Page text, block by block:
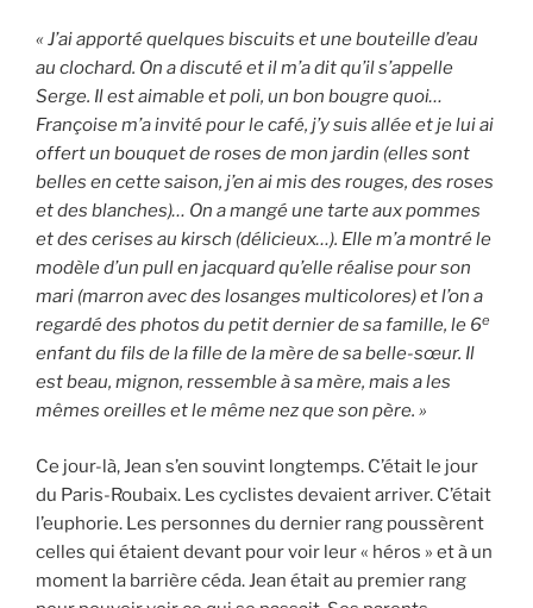
« J’ai apporté quelques biscuits et une bouteille d’eau
au clochard. On a discuté et il m’a dit qu’il s’appelle
Serge. Il est aimable et poli, un bon bougre quoi…
Françoise m’a invité pour le café, j’y suis allée et je lui ai
offert un bouquet de roses de mon jardin (elles sont
belles en cette saison, j’en ai mis des rouges, des roses
et des blanches)… On a mangé une tarte aux pommes
et des cerises au kirsch (délicieux…). Elle m’a montré le
modèle d’un pull en jacquard qu’elle réalise pour son
mari (marron avec des losanges multicolores) et l’on a
regardé des photos du petit dernier de sa famille, le 6e
enfant du fils de la fille de la mère de sa belle-sœur. Il
est beau, mignon, ressemble à sa mère, mais a les
mêmes oreilles et le même nez que son père. »
Ce jour-là, Jean s’en souvint longtemps. C’était le jour
du Paris-Roubaix. Les cyclistes devaient arriver. C’était
l’euphorie. Les personnes du dernier rang poussèrent
celles qui étaient devant pour voir leur « héros » et à un
moment la barrière céda. Jean était au premier rang